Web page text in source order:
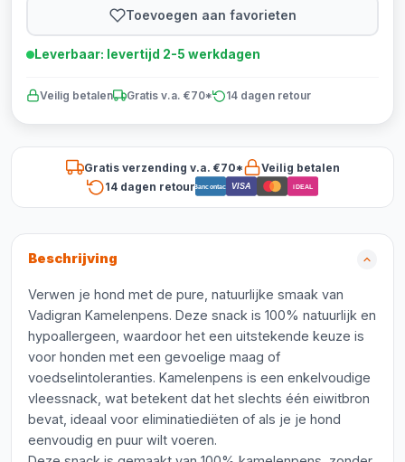
Toevoegen aan favorieten
Leverbaar: levertijd 2-5 werkdagen
Veilig betalen Gratis v.a. €70* 14 dagen retour
Gratis verzending v.a. €70*
Veilig betalen
14 dagen retourBancontact VISA iDEAL
Beschrijving
Verwen je hond met de pure, natuurlijke smaak van
Vadigran Kamelenpens. Deze snack is 100% natuurlijk en
hypoallergeen, waardoor het een uitstekende keuze is
voor honden met een gevoelige maag of
voedselintoleranties. Kamelenpens is een enkelvoudige
vleessnack, wat betekent dat het slechts één eiwitbron
bevat, ideaal voor eliminatiediëten of als je je hond
eenvoudig en puur wilt voeren.